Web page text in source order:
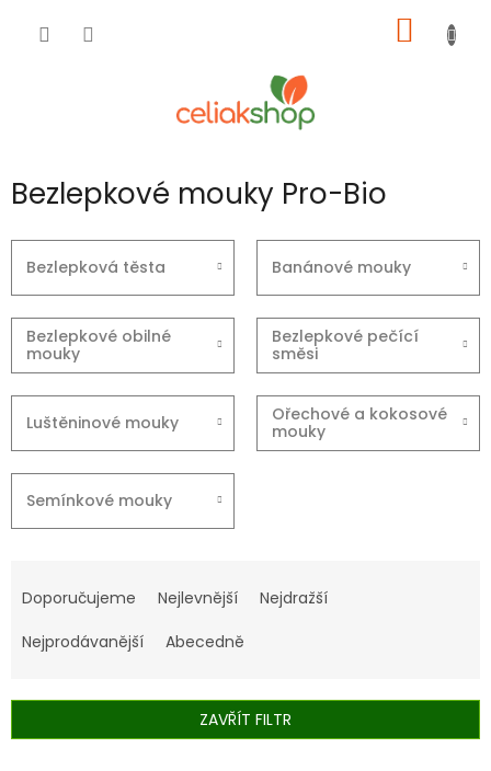
KOŠÍK
Bezlepkové mouky Pro-Bio
Bezlepková těsta Banánové mouky
Bezlepkové obilné
mouky
Bezlepkové pečící
směsi
Luštěninové mouky
Ořechové a kokosové
mouky
Semínkové mouky
a
e
í
r
Doporučujeme Nejlevnější
Nejdražší
Nejprodávanější
Abecedně
ZAVŘÍT FILTR